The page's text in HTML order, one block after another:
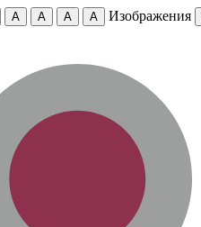
A A A A Изображения